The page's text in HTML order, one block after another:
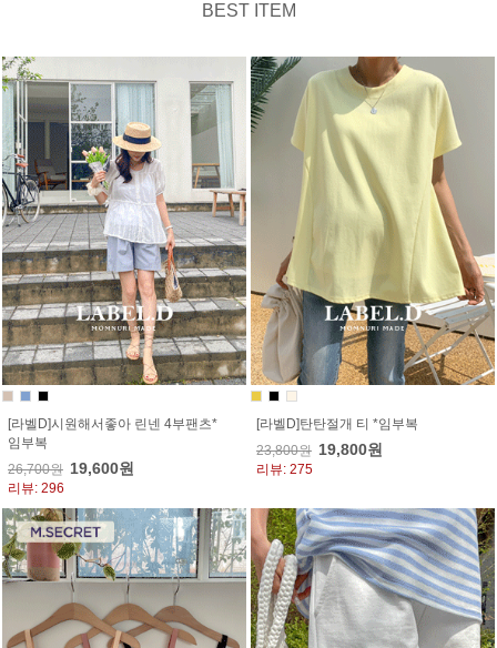
BEST ITEM
[라벨D]시원해서좋아 린넨 4부팬츠*
임부복
26,700원 19,600원
리뷰: 296
[라벨D]탄탄절개 티 *임부복
23,800원 19,800원
리뷰: 275